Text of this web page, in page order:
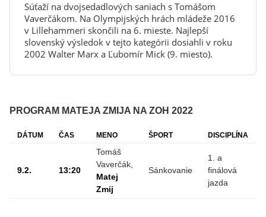
Súťaží na dvojsedadlových saniach s Tomášom
Vaverčákom. Na Olympijských hrách mládeže 2016
v Lillehammeri skončili na 6. mieste. Najlepší
slovenský výsledok v tejto kategórii dosiahli v roku
2002 Walter Marx a Ľubomír Mick (9. miesto).
PROGRAM MATEJA ZMIJA NA ZOH 2022
DÁTUM ČAS MENO ŠPORT DISCIPLÍNA
9.2. 13:20
Tomáš
Vaverčák,
Matej
Zmij
Sánkovanie
1. a
finálová
jazda